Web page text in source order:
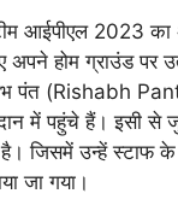
आईपीएल 2023 का
होम ग्राउंड पर
पंत (Rishabh
में पहुंचे हैं। इसी से
है। जिसमें उन्हें स्टाफ के
जा गया।